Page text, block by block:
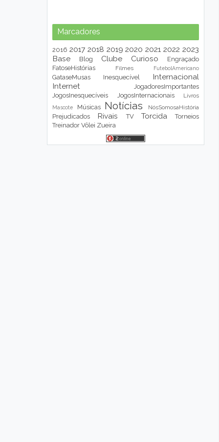
Marcadores
2016 2017 2018 2019 2020 2021 2022 2023
Base
Blog Clube Curioso
Engraçado
FatoseHistórias
Filmes FutebolAmericano
GataseMusas Inesquecível
Internacional
Internet
JogadoresImportantes
JogosInesquecíveis
JogosInternacionais Livros
Mascote Músicas Notícias NósSomosaHistória
Prejudicados Rivais TV Torcida
Torneios
Treinador Vôlei Zueira